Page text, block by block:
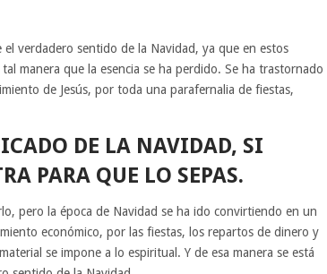
verdadero sentido de la Navidad, ya que en estos
manera que la esencia se ha perdido. Se ha trastornado
de Jesús, por toda una parafernalia de fiestas,
DE LA NAVIDAD, SI
PARA QUE LO SEPAS.
pero la época de Navidad se ha ido convirtiendo en un
económico, por las fiestas, los repartos de dinero y
se impone a lo espiritual. Y de esa manera se está